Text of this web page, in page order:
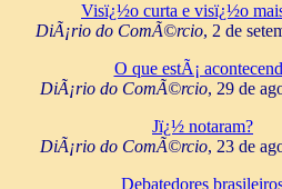
Visï¿½o curta e visï¿½o
DiÃ¡rio do ComÃ©rcio, 2 de
O que estÃ¡
DiÃ¡rio do ComÃ©rcio, 29 de
Jï¿½ notaram?
DiÃ¡rio do ComÃ©rcio, 23 de
Debatedores